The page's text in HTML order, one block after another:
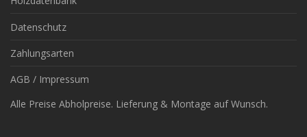
Datenschutz
Zahlungsarten
AGB / Impressum
Alle Preise Abholpreise. Lieferung & Montage auf Wunsch.